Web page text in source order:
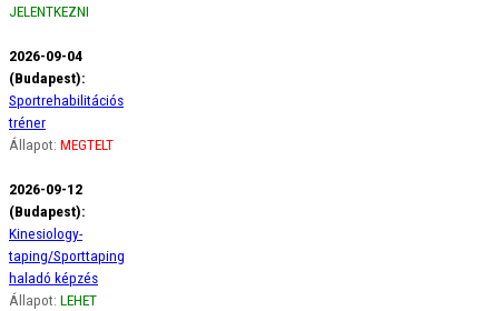
JELENTKEZNI
2026-09-04
(Budapest):
Sportrehabilitációs
tréner
Állapot: MEGTELT
2026-09-12
(Budapest):
Kinesiology-
taping/Sporttaping
haladó képzés
Állapot: LEHET